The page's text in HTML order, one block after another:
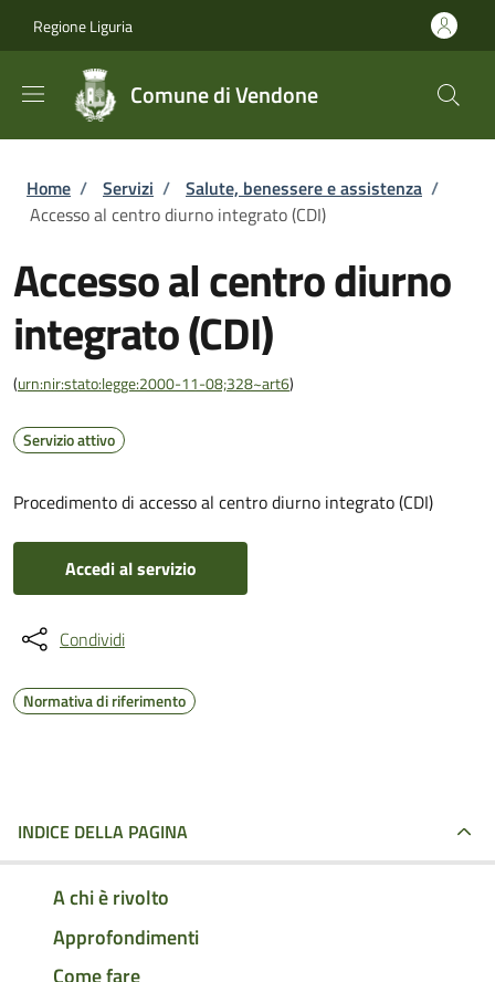
Regione Liguria
Comune di Vendone
Briciole di pane
Home / Servizi / Salute, benessere e assistenza /
Accesso al centro diurno integrato (CDI)
Accesso al centro diurno
integrato (CDI)
(urn:nir:stato:legge:2000-11-08;328~art6)
Servizio attivo
Procedimento di accesso al centro diurno integrato (CDI)
Accedi al servizio
Condividi
Normativa di riferimento
INDICE DELLA PAGINA
A chi è rivolto
Approfondimenti